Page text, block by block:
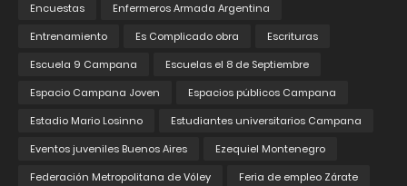
Encuestas
Enfermeros Armada Argentina
Entrenamiento
Es Complicado obra
Escrituras
Escuela 9 Campana
Escuelas el 8 de Septiembre
Espacio Campana Joven
Espacios públicos Campana
Estadio Mario Losinno
Estudiantes universitarios Campana
Eventos juveniles Buenos Aires
Ezequiel Montenegro
Federación Metropolitana de Vóley
Feria de empleo Zárate